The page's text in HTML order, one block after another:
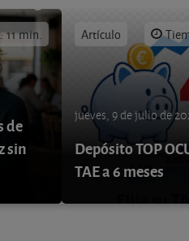
min.
de
sin
Artículo
jueves, 9 de julio de
Depósito TOP
TAE a 6 meses